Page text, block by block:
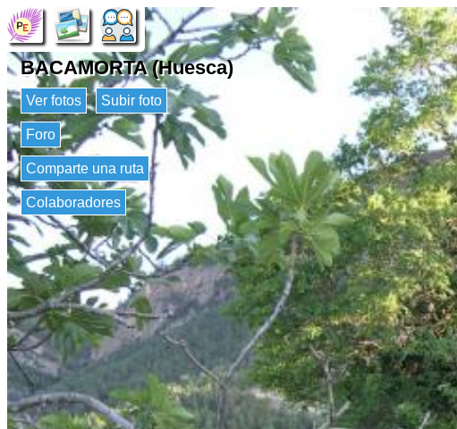
BACAMORTA (Huesca)
Ver fotos Subir foto
Foro
Comparte una ruta
Colaboradores